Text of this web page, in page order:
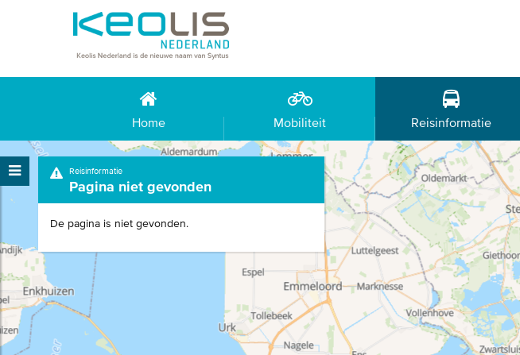
Home Mobiliteit Reisinformatie
Reisinformatie
Pagina niet gevonden
De pagina is niet gevonden.